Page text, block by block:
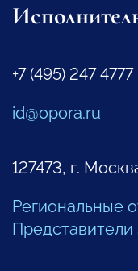
+7 (495) 247 4777
id@opora.ru
127473, г.
Региональные